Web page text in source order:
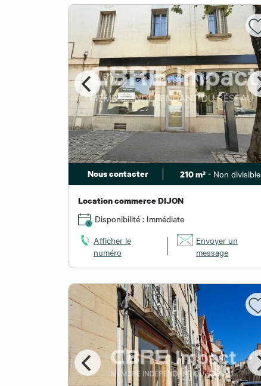
Nous contacter 210 m² - Non divisible
Location commerce DIJON
Disponibilité : Immédiate
Afficher le
numéro
Envoyer un
message